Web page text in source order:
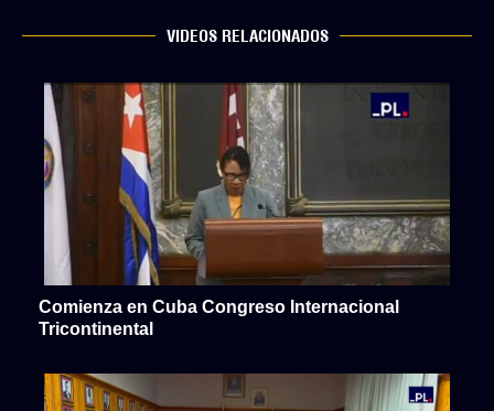
VIDEOS RELACIONADOS
Comienza en Cuba Congreso Internacional
Tricontinental